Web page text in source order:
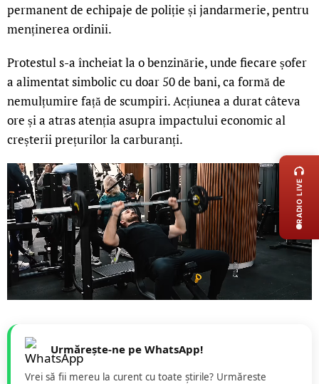
permanent de echipaje de poliție și jandarmerie, pentru
menținerea ordinii.
Protestul s-a încheiat la o benzinărie, unde fiecare șofer
a alimentat simbolic cu doar 50 de bani, ca formă de
nemulțumire față de scumpiri. Acțiunea a durat câteva
ore și a atras atenția asupra impactului economic al
creșterii prețurilor la carburanți.
Urmărește-ne pe WhatsApp!
Vrei să fii mereu la curent cu toate știrile? Urmăreste
RADIO LIVE